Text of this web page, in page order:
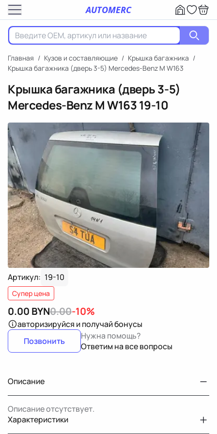
AUTOMERC
Главная / Кузов и составляющие / Крышка багажника /
Крышка багажника (дверь 3-5) Mercedes-Benz M W163
Крышка багажника (дверь 3-5)
Mercedes-Benz M W16319-10
Артикул: 19-10
Супер цена
0.00 BYN0.00-10%
авторизируйся и получай бонусы
Позвонить
Нужна помощь?
Ответим на все вопросы
Описание
Описание отсутствует.
Характеристики